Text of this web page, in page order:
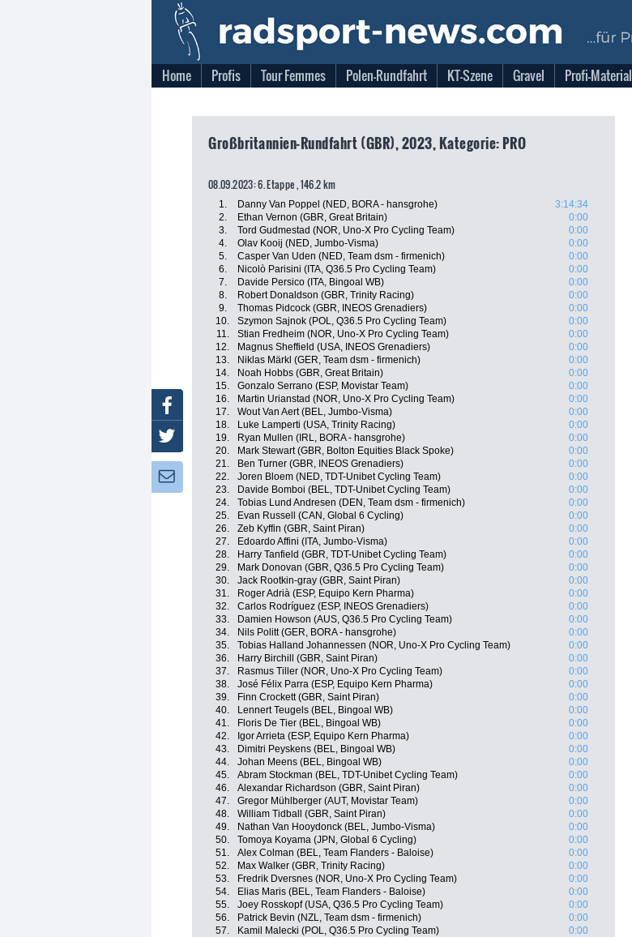
Home Profis Tour Femmes Polen-Rundfahrt KT-Szene Gravel Profi-Material
Großbritannien-Rundfahrt (GBR), 2023, Kategorie: PRO
08.09.2023: 6. Etappe , 146.2 km
1. Danny Van Poppel (NED, BORA - hansgrohe)
3:14:34
2.
Ethan Vernon (GBR, Great Britain)
0:00
3.
Tord Gudmestad (NOR, Uno-X Pro Cycling Team)
0:00
4.
Olav Kooij (NED, Jumbo-Visma)
0:00
5.
Casper Van Uden (NED, Team dsm - firmenich)
0:00
6.
Nicolò Parisini (ITA, Q36.5 Pro Cycling Team)
0:00
7.
Davide Persico (ITA, Bingoal WB)
0:00
8.
Robert Donaldson (GBR, Trinity Racing)
0:00
9.
Thomas Pidcock (GBR, INEOS Grenadiers)
0:00
10.
Szymon Sajnok (POL, Q36.5 Pro Cycling Team)
0:00
11.
Stian Fredheim (NOR, Uno-X Pro Cycling Team)
0:00
12.
Magnus Sheffield (USA, INEOS Grenadiers)
0:00
13.
Niklas Märkl (GER, Team dsm - firmenich)
0:00
14.
Noah Hobbs (GBR, Great Britain)
0:00
15.
Gonzalo Serrano (ESP, Movistar Team)
0:00
16.
Martin Urianstad (NOR, Uno-X Pro Cycling Team)
0:00
17.
Wout Van Aert (BEL, Jumbo-Visma)
0:00
18.
Luke Lamperti (USA, Trinity Racing)
0:00
19.
Ryan Mullen (IRL, BORA - hansgrohe)
0:00
20.
Mark Stewart (GBR, Bolton Equities Black Spoke)
0:00
21.
Ben Turner (GBR, INEOS Grenadiers)
0:00
22.
Joren Bloem (NED, TDT-Unibet Cycling Team)
0:00
23.
Davide Bomboi (BEL, TDT-Unibet Cycling Team)
0:00
24.
Tobias Lund Andresen (DEN, Team dsm - firmenich)
0:00
25.
Evan Russell (CAN, Global 6 Cycling)
0:00
26.
Zeb Kyffin (GBR, Saint Piran)
0:00
27.
Edoardo Affini (ITA, Jumbo-Visma)
0:00
28.
Harry Tanfield (GBR, TDT-Unibet Cycling Team)
0:00
29.
Mark Donovan (GBR, Q36.5 Pro Cycling Team)
0:00
30.
Jack Rootkin-gray (GBR, Saint Piran)
0:00
31.
Roger Adrià (ESP, Equipo Kern Pharma)
0:00
32.
Carlos Rodríguez (ESP, INEOS Grenadiers)
0:00
33.
Damien Howson (AUS, Q36.5 Pro Cycling Team)
0:00
34.
Nils Politt (GER, BORA - hansgrohe)
0:00
35.
Tobias Halland Johannessen (NOR, Uno-X Pro Cycling Team)
0:00
36.
Harry Birchill (GBR, Saint Piran)
0:00
37.
Rasmus Tiller (NOR, Uno-X Pro Cycling Team)
0:00
38.
José Félix Parra (ESP, Equipo Kern Pharma)
0:00
39.
Finn Crockett (GBR, Saint Piran)
0:00
40.
Lennert Teugels (BEL, Bingoal WB)
0:00
41.
Floris De Tier (BEL, Bingoal WB)
0:00
42.
Igor Arrieta (ESP, Equipo Kern Pharma)
0:00
43.
Dimitri Peyskens (BEL, Bingoal WB)
0:00
44.
Johan Meens (BEL, Bingoal WB)
0:00
45.
Abram Stockman (BEL, TDT-Unibet Cycling Team)
0:00
46.
Alexandar Richardson (GBR, Saint Piran)
0:00
47.
Gregor Mühlberger (AUT, Movistar Team)
0:00
48.
William Tidball (GBR, Saint Piran)
0:00
49.
Nathan Van Hooydonck (BEL, Jumbo-Visma)
0:00
50.
Tomoya Koyama (JPN, Global 6 Cycling)
0:00
51.
Alex Colman (BEL, Team Flanders - Baloise)
0:00
52.
Max Walker (GBR, Trinity Racing)
0:00
53.
Fredrik Dversnes (NOR, Uno-X Pro Cycling Team)
0:00
54.
Elias Maris (BEL, Team Flanders - Baloise)
0:00
55.
Joey Rosskopf (USA, Q36.5 Pro Cycling Team)
0:00
56.
Patrick Bevin (NZL, Team dsm - firmenich)
0:00
57.
Kamil Malecki (POL, Q36.5 Pro Cycling Team)
0:00
Facebook
Twitter
Newsletter: